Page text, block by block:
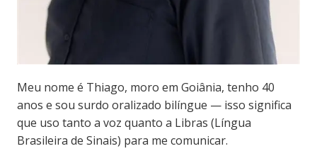
Meu nome é Thiago, moro em Goiânia, tenho 40
anos e sou surdo oralizado bilíngue — isso significa
que uso tanto a voz quanto a Libras (Língua
Brasileira de Sinais) para me comunicar.